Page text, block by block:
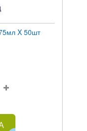
X 50шт